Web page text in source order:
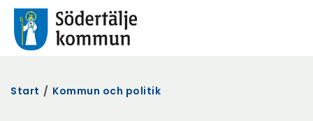
Start / Kommun och politik